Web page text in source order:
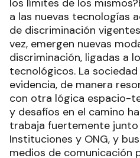
los límites de los
a las nuevas tecnologías
de discriminación
vez, emergen nuevas
discriminación, ligadas a
tecnológicos. La
evidencia, de manera
con otra lógica espacio-
y desafíos en el camino
trabaja fuertemente
Instituciones y ONG, y
medios de comunicación